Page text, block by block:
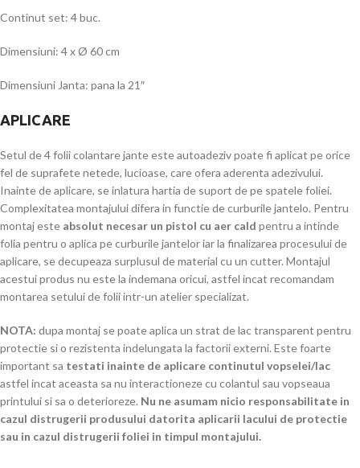
Continut set: 4 buc.
Dimensiuni: 4 x Ø 60 cm
Dimensiuni Janta: pana la 21″
APLICARE
Setul de 4 folii colantare jante este autoadeziv poate fi aplicat pe orice
fel de suprafete netede, lucioase, care ofera aderenta adezivului.
Inainte de aplicare, se inlatura hartia de suport de pe spatele foliei.
Complexitatea montajului difera in functie de curburile jantelo. Pentru
montaj este absolut necesar un pistol cu aer cald pentru a intinde
folia pentru o aplica pe curburile jantelor iar la finalizarea procesului de
aplicare, se decupeaza surplusul de material cu un cutter. Montajul
acestui produs nu este la indemana oricui, astfel incat recomandam
montarea setului de folii intr-un atelier specializat.
NOTA: dupa montaj se poate aplica un strat de lac transparent pentru
protectie si o rezistenta indelungata la factorii externi. Este foarte
important sa testati inainte de aplicare continutul vopselei/lac
astfel incat aceasta sa nu interactioneze cu colantul sau vopseaua
printului si sa o deterioreze. Nu ne asumam nicio responsabilitate in
cazul distrugerii produsului datorita aplicarii lacului de protectie
sau in cazul distrugerii foliei in timpul montajului.